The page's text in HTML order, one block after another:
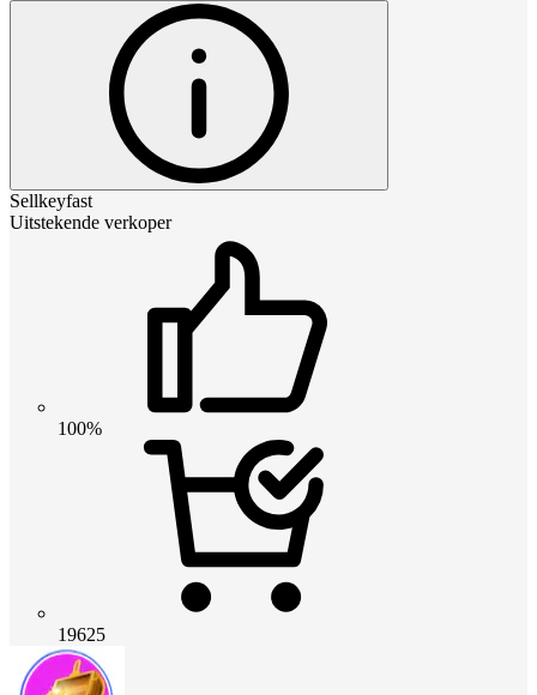
Sellkeyfast
Uitstekende verkoper
100%
19625